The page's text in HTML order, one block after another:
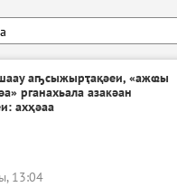
аҧсыжырҭақәеи, «ажҩы
рганахьала азакәан
ахҳәаа
13:04